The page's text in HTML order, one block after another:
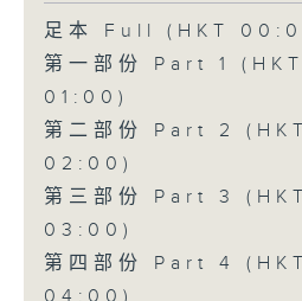
足本 Full (HKT
第一部份 Part 1
01:00)
第二部份 Part 2
02:00)
第三部份 Part 3
03:00)
第四部份 Part 4